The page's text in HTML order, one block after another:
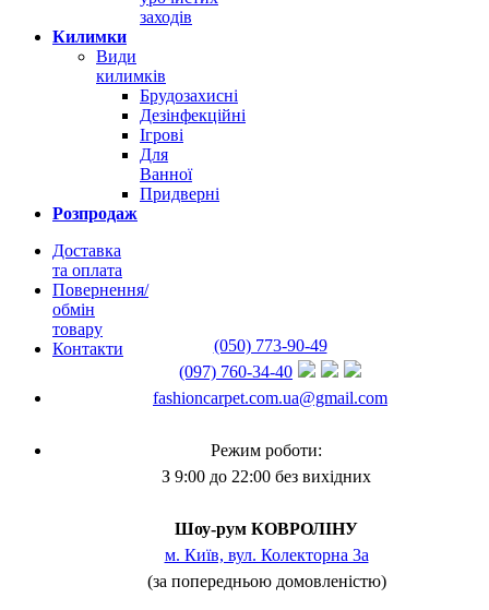
заходів
Килимки
Види
килимків
Брудозахисні
Дезінфекційні
Ігрові
Для
Ванної
Придверні
Розпродаж
Доставка
та оплата
Повернення/
обмін
товару
Контакти
(050) 773-90-49
(097) 760-34-40
fashioncarpet.com.ua@gmail.com
Режим роботи:
З 9:00 до 22:00 без вихідних
Шоу-рум КОВРОЛІНУ
м. Київ, вул. Колекторна 3а
(за попередньою домовленістю)